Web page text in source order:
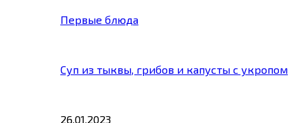
Первые блюда
Суп из тыквы, грибов и капусты с укропом
26.01.2023